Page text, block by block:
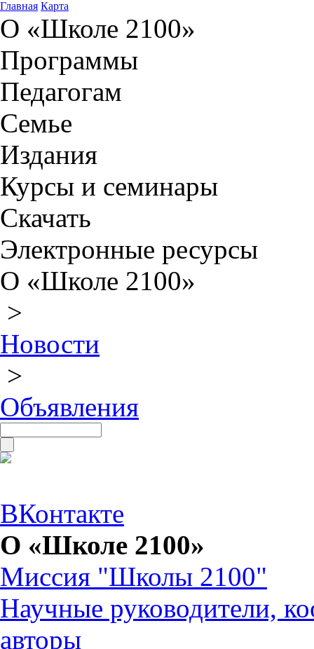
Главная Карта
О «Школе 2100»
Программы
Педагогам
Семье
Издания
Курсы и семинары
Скачать
Электронные ресурсы
О «Школе 2100»
>
Новости
>
Объявления
ВКонтакте
О «Школе 2100»
Миссия "Школы 2100"
Научные руководители,
авторы